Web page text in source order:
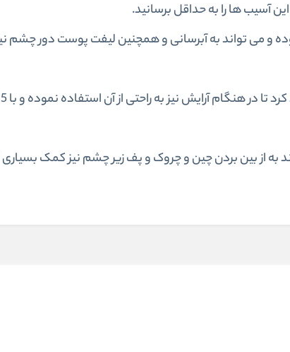
آسیب ها را به حداقل برسانید.
و می تواند به آبرسانی و همچنین لیفت پوست دور چشم
به از بین بردن چین و چروک و پف زیر چشم نیز کمک